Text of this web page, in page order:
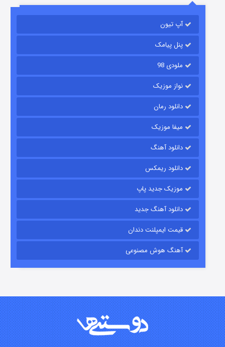
شکست استوارت در نجات جهان
قسمت
قسمت۷ (زیرنویس) منتشر شد
آپ تیون
پنل پیامک
ملودی 98
نواز موزیک
دانلود رمان
میفا موزیک
دانلود آهنگ
دانلود ریمکس
موزیک جدید پاپ
دانلود آهنگ جدید
قیمت ایمپلنت دندان
آهنگ هوش مصنوعی